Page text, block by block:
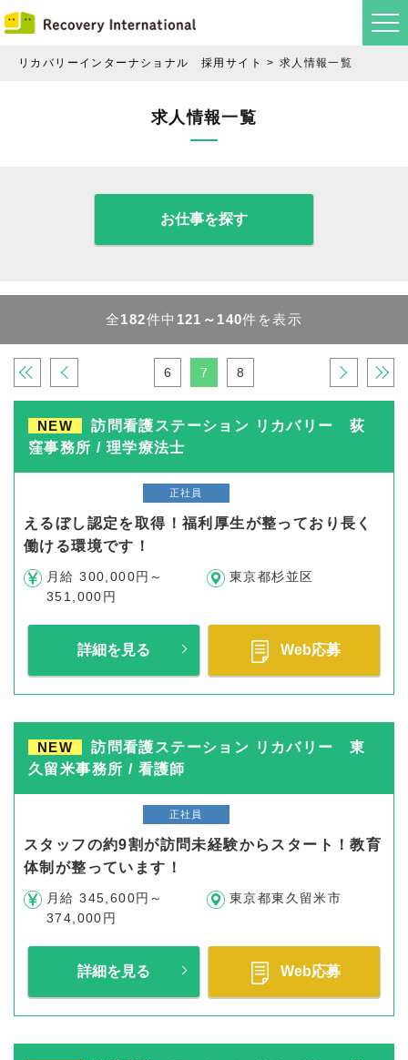
リカバリーインターナショナル 採用サイト 求人情報一覧
求人情報一覧
お仕事を探す
全182件中 121～140件を表示
« ‹ 6 7 8 › »
NEW
訪問看護ステーション リカバリー 荻
窪事務所 / 理学療法士
正社員
えるぼし認定を取得！福利厚生が整っており長く
働ける環境です！
月給 300,000円～
351,000円
東京都杉並区
詳細を見る Web応募
NEW
訪問看護ステーション リカバリー 東
久留米事務所 / 看護師
正社員
スタッフの約9割が訪問未経験からスタート！教育
体制が整っています！
月給 345,600円～
374,000円
東京都東久留米市
詳細を見る Web応募